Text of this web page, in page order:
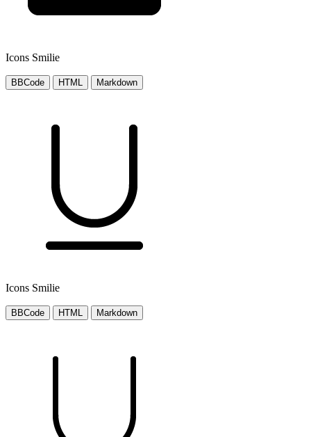
Icons Smilie
BBCode HTML Markdown
Icons Smilie
BBCode HTML Markdown